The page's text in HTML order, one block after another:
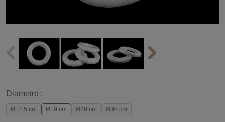
Diametro :
Ø14,5 cm Ø19 cm Ø29 cm Ø35 cm